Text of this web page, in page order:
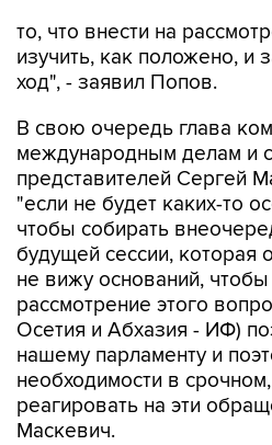
то, что внести на
изучить, как положено, и
ход", - заявил Попов.
В свою очередь глава
международным делам и
представителей Сергей
"если не будет каких-то
чтобы собирать
будущей сессии, которая
не вижу оснований,
рассмотрение этого
Осетия и Абхазия - ИФ)
нашему парламенту и
необходимости в
реагировать на эти
Маскевич.